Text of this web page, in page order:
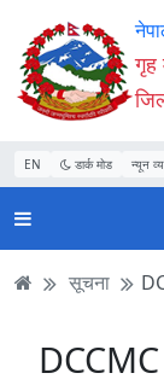
Accessibility
Mode
सुरु
गर्नुहोस्
सामाग्री
पढ्नुहाेस्
नेभिगेसन
पढ्नुहाेस्
वेबसाइट
खोजमा
जानुहोस्
गृह
EN डार्क मोड न्यून
सूचना